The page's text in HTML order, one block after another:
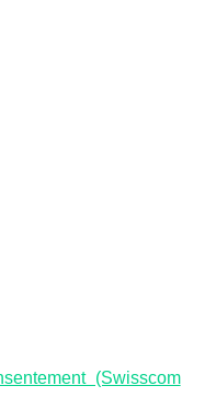
(Swisscom